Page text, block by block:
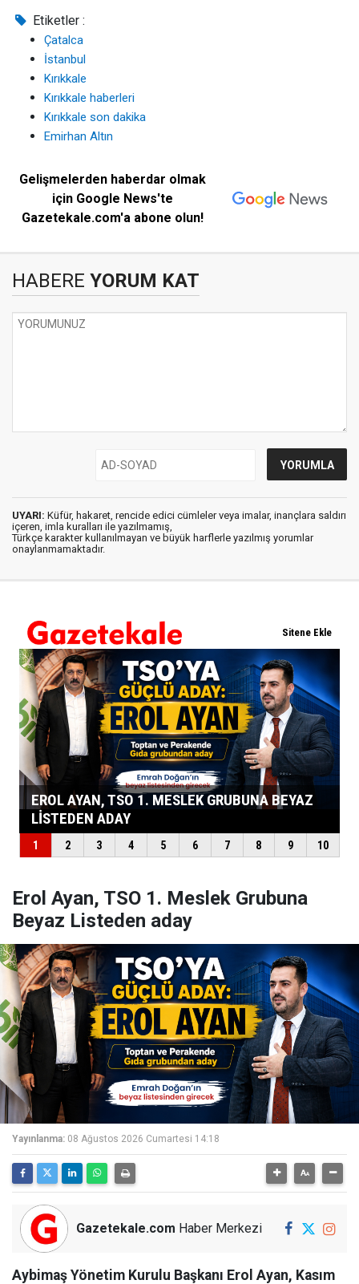
Etiketler :
Çatalca
İstanbul
Kırıkkale
Kırıkkale haberleri
Kırıkkale son dakika
Emirhan Altın
Gelişmelerden haberdar olmak
için Google News'te
Gazetekale.com'a abone olun!
HABERE YORUM KAT
UYARI: Küfür, hakaret, rencide edici cümleler veya imalar, inançlara saldırı
içeren, imla kuralları ile yazılmamış,
Türkçe karakter kullanılmayan ve büyük harflerle yazılmış yorumlar
onaylanmamaktadır.
Erol Ayan, TSO 1. Meslek Grubuna
Beyaz Listeden aday
Yayınlanma: 08 Ağustos 2026 Cumartesi 14:18
Gazetekale.com Haber Merkezi
Aybimaş Yönetim Kurulu Başkanı Erol Ayan, Kasım